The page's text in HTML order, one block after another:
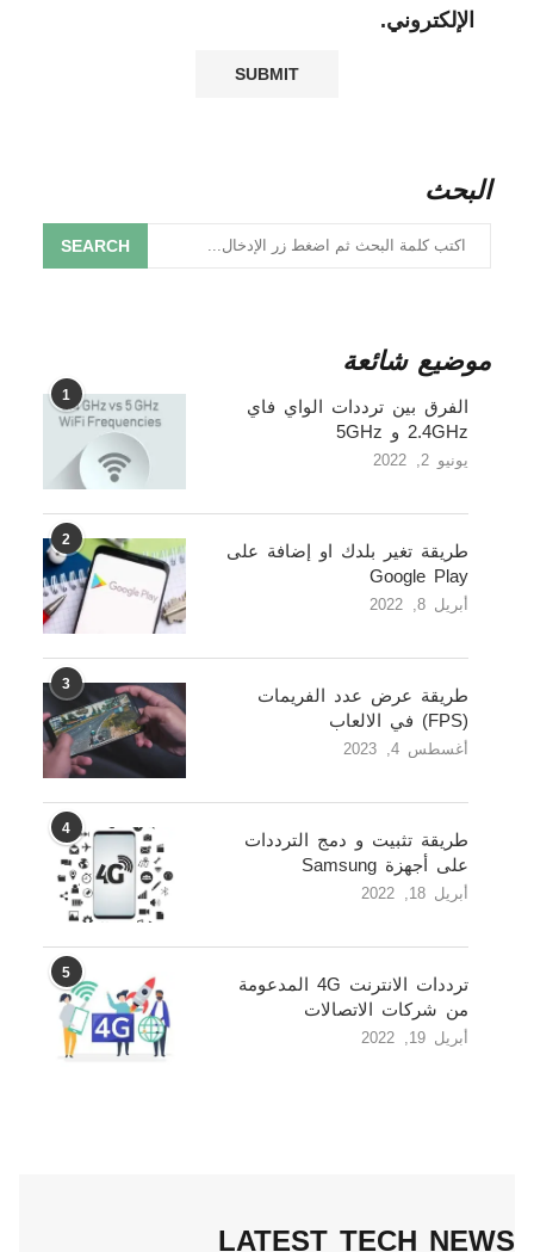
الإلكتروني.
البحث
SEARCH
موضيع شائعة
1
الفرق بين ترددات الواي فاي
2.4GHz و 5GHz
يونيو 2, 2022
2
طريقة تغير بلدك او إضافة على
Google Play
أبريل 8, 2022
3
طريقة عرض عدد الفريمات
(FPS) في الالعاب
أغسطس 4, 2023
4
طريقة تثبيت و دمج الترددات
على أجهزة Samsung
أبريل 18, 2022
5
ترددات الانترنت 4G المدعومة
من شركات الاتصالات
أبريل 19, 2022
LATEST TECH NEWS